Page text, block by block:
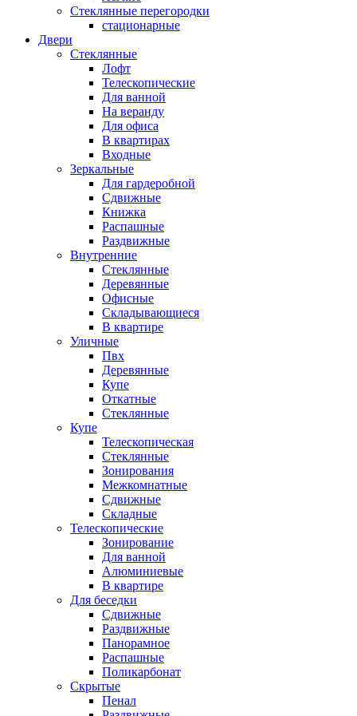
Стеклянные перегородки
стационарные
Двери
Стеклянные
Лофт
Телескопические
Для ванной
На веранду
Для офиса
В квартирах
Входные
Зеркальные
Для гардеробной
Сдвижные
Книжка
Распашные
Раздвижные
Внутренние
Стеклянные
Деревянные
Офисные
Складывающиеся
В квартире
Уличные
Пвх
Деревянные
Купе
Откатные
Стеклянные
Купе
Телескопическая
Стеклянные
Зонирования
Межкомнатные
Сдвижные
Складные
Телескопические
Зонирование
Для ванной
Алюминиевые
В квартире
Для беседки
Сдвижные
Раздвижные
Панорамное
Распашные
Поликарбонат
Скрытые
Пенал